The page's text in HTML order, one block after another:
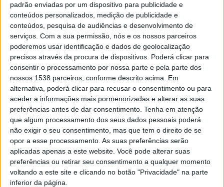
padrão enviadas por um dispositivo para publicidade e
conteúdos personalizados, medição de publicidade e
conteúdos, pesquisa de audiências e desenvolvimento de
serviços. Com a sua permissão, nós e os nossos parceiros
poderemos usar identificação e dados de geolocalização
precisos através da procura de dispositivos. Poderá clicar para
consentir o processamento por nossa parte e pela parte dos
nossos 1538 parceiros, conforme descrito acima. Em
alternativa, poderá clicar para recusar o consentimento ou para
aceder a informações mais pormenorizadas e alterar as suas
preferências antes de dar consentimento. Tenha em atenção
que algum processamento dos seus dados pessoais poderá
não exigir o seu consentimento, mas que tem o direito de se
opor a esse processamento. As suas preferências serão
aplicadas apenas a este website. Você pode alterar suas
preferências ou retirar seu consentimento a qualquer momento
voltando a este site e clicando no botão "Privacidade" na parte
inferior da página.
A família apela a que quem tenha notícias do paradeiro
de Fernando Silva que contacte as autoridades policiais.
Homem detido por violência
doméstica em Braga
Fernando António Peixoto de
Barros foi encontrado sem
vida